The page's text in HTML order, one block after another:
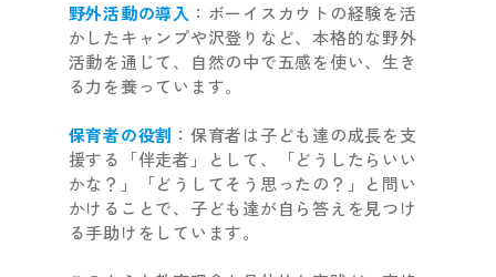
野外活動の導入 ：ボーイスカウトの経験を活
かしたキャンプや沢登りなど、本格的な野外
活動を通じて、自然の中で五感を使い、生き
る力を養っています。
保育者の役割 ：保育者は子ども達の成長を支
援する「伴走者」として、「どうしたらいい
かな？」「どうしてそう思ったの？」と問い
かけることで、子ども達が自ら答えを見つけ
る手助けをしています。